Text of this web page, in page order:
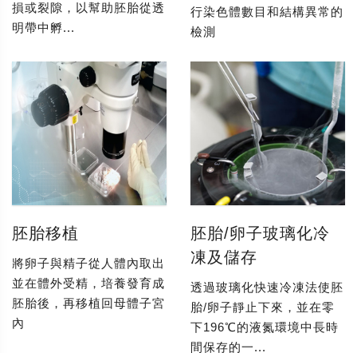
損或裂隙，以幫助胚胎從透
明帶中孵...
行染色體數目和結構異常的
檢測
胚胎移植
將卵子與精子從人體內取出
並在體外受精，培養發育成
胚胎後，再移植回母體子宮
內
胚胎/卵子玻璃化冷
凍及儲存
透過玻璃化快速冷凍法使胚
胎/卵子靜止下來，並在零
下196℃的液氮環境中長時
間保存的一...